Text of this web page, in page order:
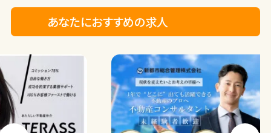
あなたにおすすめの求人